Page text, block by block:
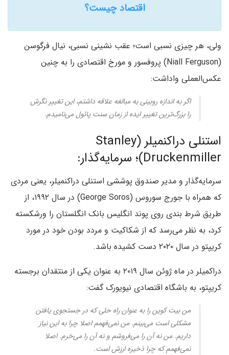
اقتصاد چیست؟
ولی، هر چیزی نسبی است؛ عقب نشینی نسبی، نیال فرگوسن
(Niall Ferguson) پروفسور و مورخ اقتصادی را به چنین
عکس‌العملی واداشت:
اگر به اندازه روبینی به مبالغه علاقه داشتم، این تغییر نگرش
را بزرگ‌ترین تغییر ایده از زمان سنت پائول می‌نامیدم.
استنلی دراکنمیلر (Stanley
Druckenmiller)؛ سرمایه‌گذار:
سرمایه‌گذار و مدیر صندوق پوششی استنلی دراکنمیلر، یعنی مردی
که همراه با جورج سوروس (George Soros) در سال ۱۹۹۲، از
طریق شرط‌‌‌‌‌ بندی روی پوند انگلیس بانک انگلستان را ورشكسته
کرد، به نظر می‌رسد که از شکاکیت و مردد بودن خود در مورد
کریپتو در سال ۲۰۲۰ دست کشیده باشد.
دراکمیلر در ماه ژوئن سال ۲۰۱۹ به عنوان یکی از منتقدان برجسته
کریپتو، به باشگاه اقتصادی نیویورک گفت:
من بیت کوین را به عنوان راه حلی که در جستجوی یافتن
مشکلی است می‌بینم. من نمی‌فهمم اصلا چرا به این نیاز
داریم. من نه آن را می‌فروشم و نه آن را می‌خرم. اصلا
نمی‌فهمم که چرا ذخیره ارزش است.